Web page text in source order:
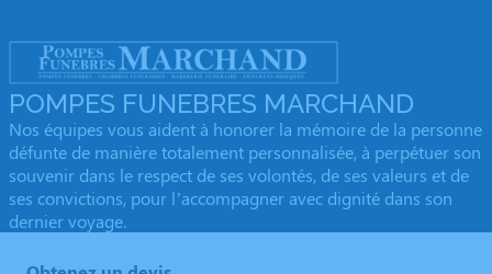
POMPES FUNEBRES MARCHAND
Nos équipes vous aident à honorer la mémoire de la personne
défunte de manière totalement personnalisée, à perpétuer son
souvenir dans le respect de ses volontés, de ses valeurs et de
ses convictions, pour l’accompagner avec dignité dans son
dernier voyage.